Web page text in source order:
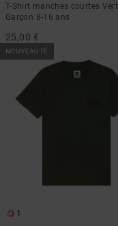
T-Shirt manches courtes Vert
Garçon 8-16 ans
25,00 €
NOUVEAUTÉ
1